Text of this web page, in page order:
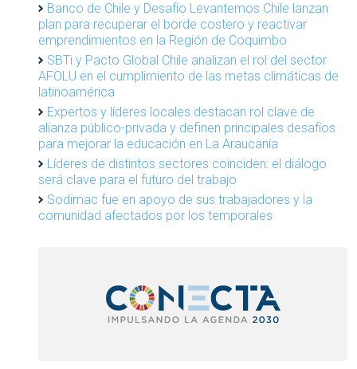
Banco de Chile y Desafío Levantemos Chile lanzan
plan para recuperar el borde costero y reactivar
emprendimientos en la Región de Coquimbo
SBTi y Pacto Global Chile analizan el rol del sector
AFOLU en el cumplimiento de las metas climáticas de
latinoamérica
Expertos y líderes locales destacan rol clave de
alianza público-privada y definen principales desafíos
para mejorar la educación en La Araucanía
Líderes de distintos sectores coinciden: el diálogo
será clave para el futuro del trabajo
Sodimac fue en apoyo de sus trabajadores y la
comunidad afectados por los temporales